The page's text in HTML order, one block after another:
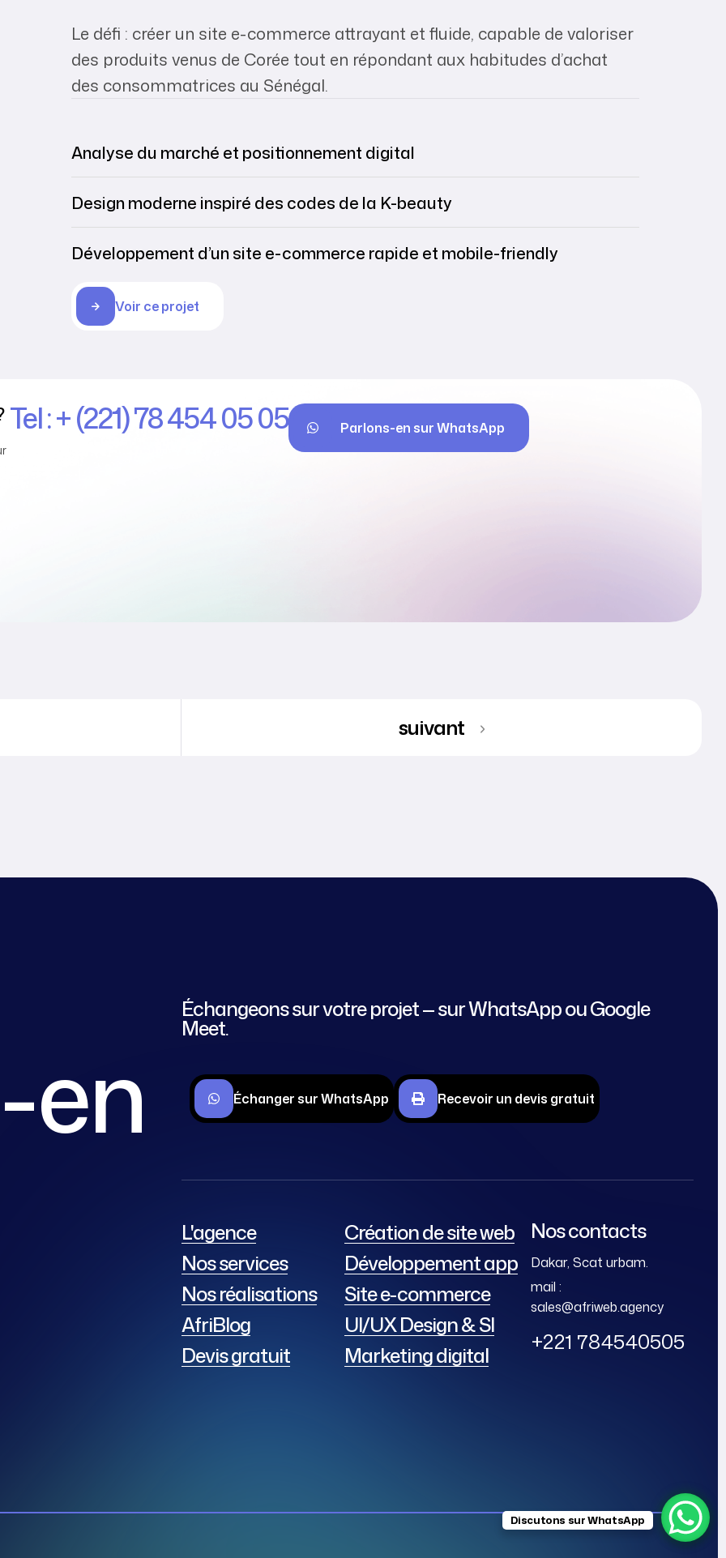
Le défi : créer un site e-commerce attrayant et fluide, capable de valoriser
des produits venus de Corée tout en répondant aux habitudes d’achat
des consommatrices au Sénégal.
Analyse du marché et positionnement digital
Design moderne inspiré des codes de la K-beauty
Développement d’un site e-commerce rapide et mobile-friendly
Voir ce projet
Tel : + (221) 78 454 05 05 Parlons-en sur WhatsApp
suivant
en
Échangeons sur votre projet — sur WhatsApp ou Google
Meet.
Échanger sur WhatsApp Recevoir un devis gratuit
L'agence
Nos services
Nos réalisations
AfriBlog
Devis gratuit
Création de site web
Développement app
Site e-commerce
UI/UX Design & SI
Marketing digital
Nos contacts
Dakar, Scat urbam.
mail :
sales@afriweb.agency
+221 784540505
Discutons sur WhatsApp